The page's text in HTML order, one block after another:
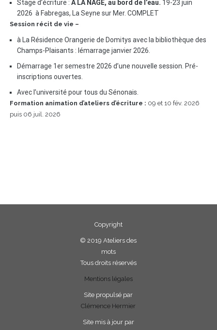
Stage d’écriture : A LA NAGE, au bord de l’eau. 19-23 juin
2026 à Fabregas, La Seyne sur Mer. COMPLET
Session récit de vie –
à La Résidence Orangerie de Domitys avec la bibliothèque des
Champs-Plaisants : lémarrage janvier 2026.
Démarrage 1er semestre 2026 d’une nouvelle session. Pré-
inscriptions ouvertes.
Avec l’université pour tous du Sénonais.
Formation animation d’ateliers d’écriture : 09 et 10 fév. 2026
puis 06 juil. 2026
Copyright
© 2019 Ateliers des
mots
Tous droits réservés
Mentions légales
Site propulsé par
Clémence Hermier
Site mis à jour par